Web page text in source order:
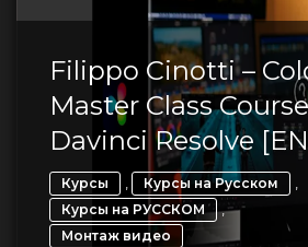
Filippo Cinotti –
Master Class
Davinci Resolve
Курсы , Курсы на Русском ,
Курсы на РУССКОМ ,
Монтаж видео